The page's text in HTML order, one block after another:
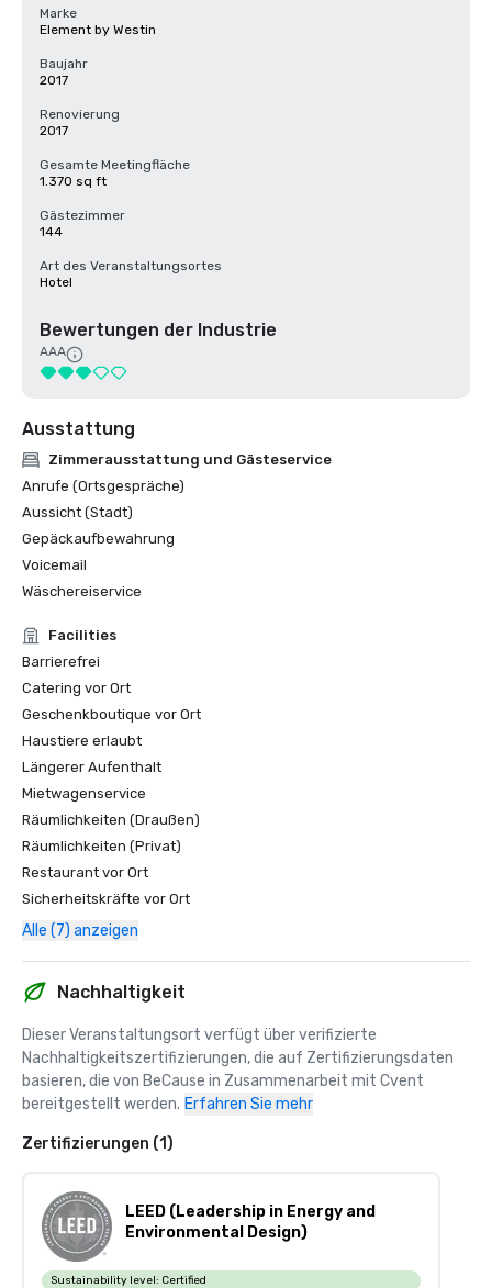
Marke
Element by Westin
Baujahr
2017
Renovierung
2017
Gesamte Meetingfläche
1.370 sq ft
Gästezimmer
144
Art des Veranstaltungsortes
Hotel
Bewertungen der Industrie
AAA
Ausstattung
Zimmerausstattung und Gästeservice
Anrufe (Ortsgespräche)
Aussicht (Stadt)
Gepäckaufbewahrung
Voicemail
Wäschereiservice
Facilities
Barrierefrei
Catering vor Ort
Geschenkboutique vor Ort
Haustiere erlaubt
Längerer Aufenthalt
Mietwagenservice
Räumlichkeiten (Draußen)
Räumlichkeiten (Privat)
Restaurant vor Ort
Sicherheitskräfte vor Ort
Alle (7) anzeigen
Nachhaltigkeit
Dieser Veranstaltungsort verfügt über verifizierte
Nachhaltigkeitszertifizierungen, die auf Zertifizierungsdaten
basieren, die von BeCause in Zusammenarbeit mit Cvent
bereitgestellt werden. Erfahren Sie mehr
Zertifizierungen (1)
LEED (Leadership in Energy and
Environmental Design)
Sustainability level: Certified